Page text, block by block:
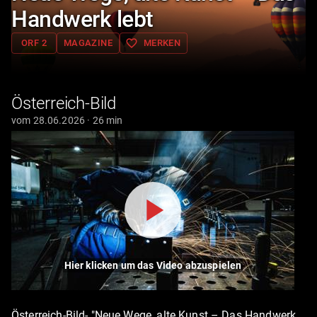
Handwerk lebt
ORF 2 MAGAZINE favorite_border MERKEN
Österreich-Bild
vom 28.06.2026 · 26 min
Hier klicken um das Video abzuspielen